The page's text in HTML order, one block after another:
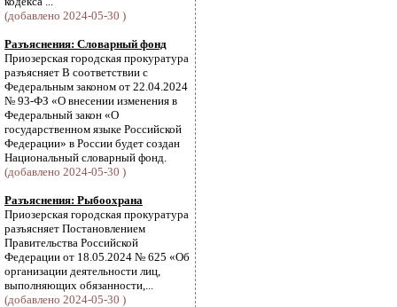
(добавлено 2024-05-30 )
Разъяснения: Словарный фонд
Приозерская городская прокуратура
разъясняет В соответствии с
Федеральным законом от 22.04.2024
№ 93-ФЗ «О внесении изменения в
Федеральный закон «О
государственном языке Российской
Федерации» в России будет создан
Национальный словарный фонд.
(добавлено 2024-05-30 )
Разъяснения: Рыбоохрана
Приозерская городская прокуратура
разъясняет Постановлением
Правительства Российской
Федерации от 18.05.2024 № 625 «Об
организации деятельности лиц,
выполняющих обязанности,...
(добавлено 2024-05-30 )